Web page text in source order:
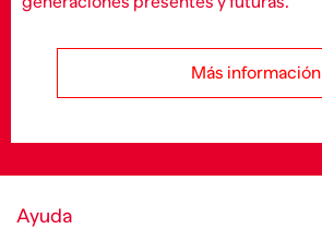
Más información
Ayuda